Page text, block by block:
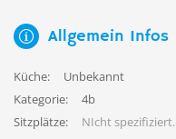
Allgemein Infos
Küche:
Unbekannt
Kategorie:
4b
Sitzplätze:
NIcht spezifiziert.